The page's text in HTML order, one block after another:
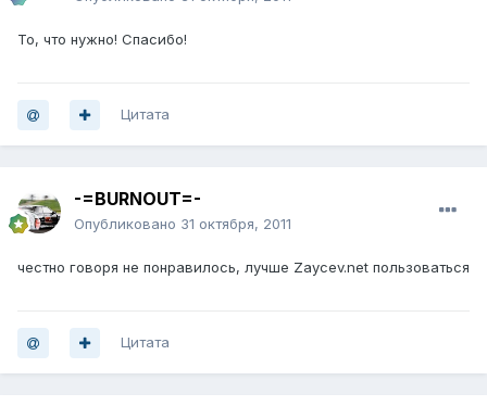
То, что нужно! Спасибо!
Цитата
-=BURNOUT=-
Опубликовано 31 октября, 2011
честно говоря не понравилось, лучше Zaycev.net пользоваться
Цитата